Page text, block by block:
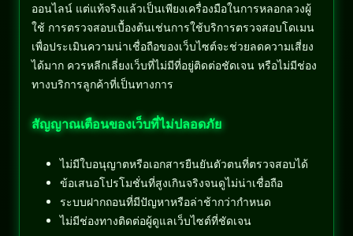
ออนไลน์ แต่แท้จริงแล้วเป็นเพียงเครื่องมือในการหลอกลวงผู้
ใช้ การตรวจสอบเบื้องต้นเช่นการใช้บริการตรวจสอบโดเมน
เพื่อประเมินความน่าเชื่อถือของเว็บไซต์จะช่วยลดความเสี่ยง
ได้มาก ควรหลีกเลี่ยงเว็บที่ไม่มีที่อยู่ติดต่อชัดเจน หรือไม่มีช่อง
ทางบริการลูกค้าที่เป็นทางการ
สัญญาณเตือนของเว็บที่ไม่ปลอดภัย
ไม่มีใบอนุญาตหรือเอกสารยืนยันตัวตนที่ตรวจสอบได้
ข้อเสนอโปรโมชั่นที่สูงเกินจริงจนดูไม่น่าเชื่อถือ
ระบบฝากถอนที่มีปัญหาหรือล่าช้ากว่ากำหนด
ไม่มีช่องทางติดต่อผู้ดูแลเว็บไซต์ที่ชัดเจน